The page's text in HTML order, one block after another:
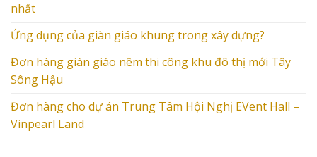
nhất
Ứng dụng của giàn giáo khung trong xây dựng?
Đơn hàng giàn giáo nêm thi công khu đô thị mới Tây
Sông Hậu
Đơn hàng cho dự án Trung Tâm Hội Nghị EVent Hall –
Vinpearl Land